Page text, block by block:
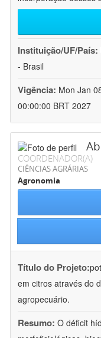
Instituição/UF/País:
- Brasil
Vigência: Mon Jan
00:00:00 BRT 2027
COORDENADOR(A)
CIÊNCIAS AGRÁRIAS
Agronomia
Título do Projeto:
em citros através do
agropecuário.
Resumo: O déficit